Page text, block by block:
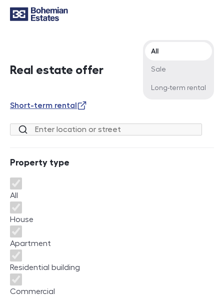
Real estate offer
Offer type
All
Sale
Long-term rental
Short-term rental
Location or street
Property type
Property type
All
House
Apartment
Residential building
Commercial